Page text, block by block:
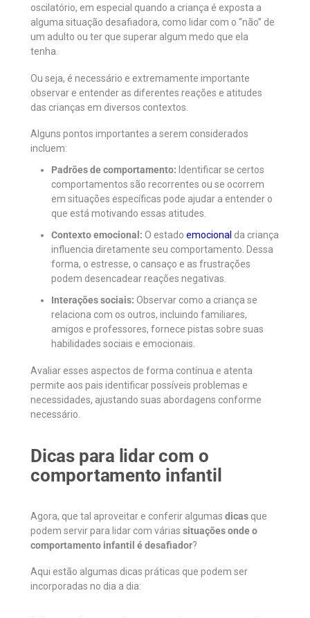
oscilatório, em especial quando a criança é exposta a
alguma situação desafiadora, como lidar com o “não” de
um adulto ou ter que superar algum medo que ela
tenha.
Ou seja, é necessário e extremamente importante
observar e entender as diferentes reações e atitudes
das crianças em diversos contextos.
Alguns pontos importantes a serem considerados
incluem:
Padrões de comportamento: Identificar se certos
comportamentos são recorrentes ou se ocorrem
em situações específicas pode ajudar a entender o
que está motivando essas atitudes.
Contexto emocional: O estado emocional da criança
influencia diretamente seu comportamento. Dessa
forma, o estresse, o cansaço e as frustrações
podem desencadear reações negativas.
Interações sociais: Observar como a criança se
relaciona com os outros, incluindo familiares,
amigos e professores, fornece pistas sobre suas
habilidades sociais e emocionais.
Avaliar esses aspectos de forma contínua e atenta
permite aos pais identificar possíveis problemas e
necessidades, ajustando suas abordagens conforme
necessário.
Dicas para lidar com o
comportamento infantil
Agora, que tal aproveitar e conferir algumas dicas que
podem servir para lidar com várias situações onde o
comportamento infantil é desafiador?
Aqui estão algumas dicas práticas que podem ser
incorporadas no dia a dia: